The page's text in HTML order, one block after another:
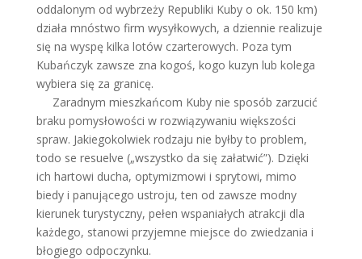
oddalonym od wybrzeży Republiki Kuby o ok. 150 km)
działa mnóstwo firm wysyłkowych, a dziennie realizuje
się na wyspę kilka lotów czarterowych. Poza tym
Kubańczyk zawsze zna kogoś, kogo kuzyn lub kolega
wybiera się za granicę.
Zaradnym mieszkańcom Kuby nie sposób zarzucić
braku pomysłowości w rozwiązywaniu większości
spraw. Jakiegokolwiek rodzaju nie byłby to problem,
todo se resuelve („wszystko da się załatwić”). Dzięki
ich hartowi ducha, optymizmowi i sprytowi, mimo
biedy i panującego ustroju, ten od zawsze modny
kierunek turystyczny, pełen wspaniałych atrakcji dla
każdego, stanowi przyjemne miejsce do zwiedzania i
błogiego odpoczynku.